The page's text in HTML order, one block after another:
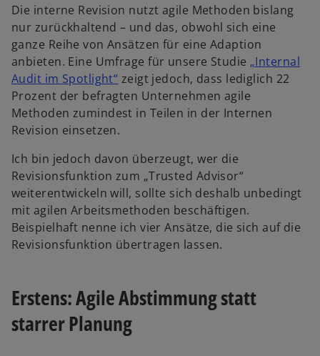
Die interne Revision nutzt agile Methoden bislang
nur zurückhaltend – und das, obwohl sich eine
ganze Reihe von Ansätzen für eine Adaption
anbieten. Eine Umfrage für unsere Studie „Internal
Audit im Spotlight“w
i
r
d
n
e
i
n
e
r
u
e
n
zeigt jedoch, dass lediglich 22
Prozent der befragten Unternehmen agile
Methoden zumindest in Teilen in der Internen
Revision einsetzen.
Ich bin jedoch davon überzeugt, wer die
Revisionsfunktion zum „Trusted Advisor“
weiterentwickeln will, sollte sich deshalb unbedingt
mit agilen Arbeitsmethoden beschäftigen.
Beispielhaft nenne ich vier Ansätze, die sich auf die
Revisionsfunktion übertragen lassen.
Erstens: Agile Abstimmung statt
starrer Planung